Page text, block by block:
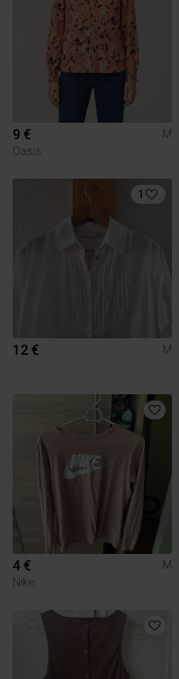
9 €
M
Oasis
1
12 € M
4 €
M
Nike